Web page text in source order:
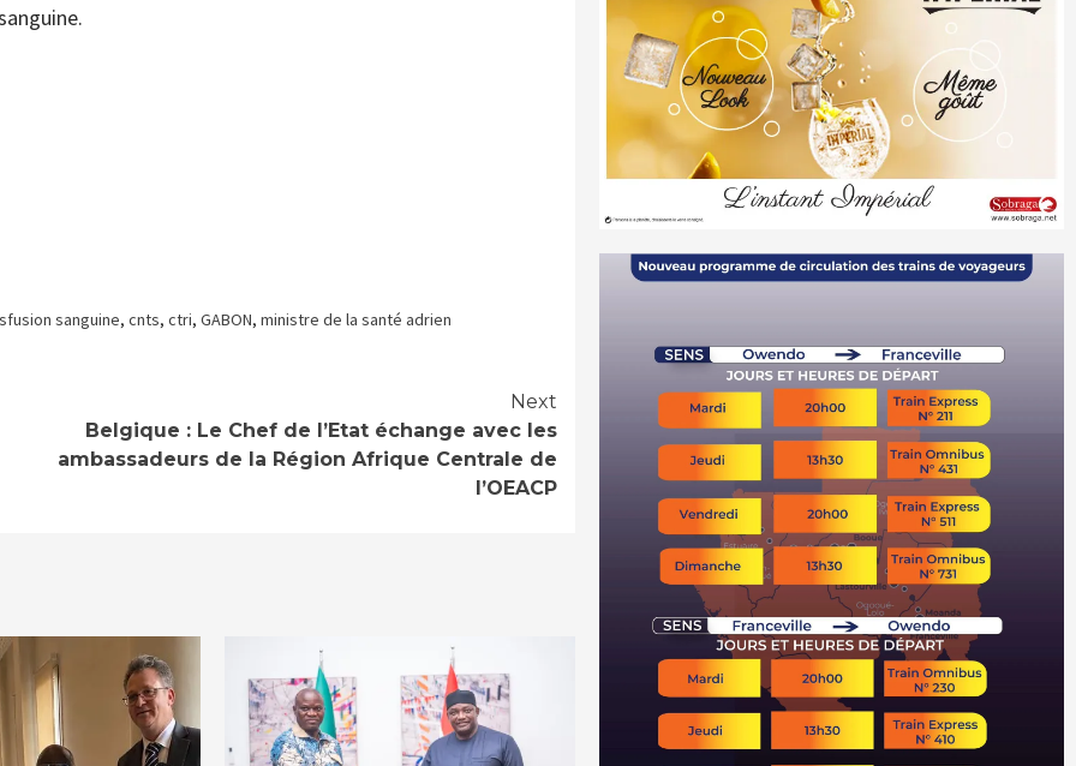
sanguine, cnts, ctri, GABON, ministre de la santé adrien
Next
Belgique : Le Chef de l’Etat échange avec les
ambassadeurs de la Région Afrique Centrale de
l’OEACP